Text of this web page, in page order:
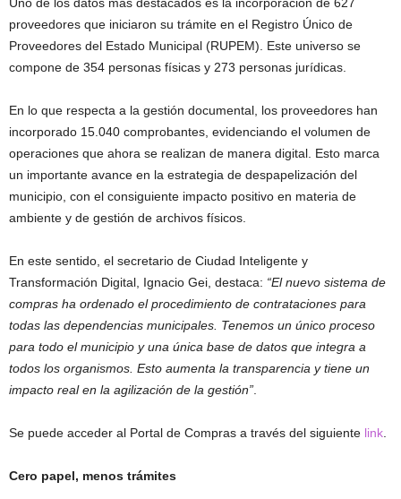
Uno de los datos más destacados es la incorporación de 627
proveedores que iniciaron su trámite en el Registro Único de
Proveedores del Estado Municipal (RUPEM). Este universo se
compone de 354 personas físicas y 273 personas jurídicas.
En lo que respecta a la gestión documental, los proveedores han
incorporado 15.040 comprobantes, evidenciando el volumen de
operaciones que ahora se realizan de manera digital. Esto marca
un importante avance en la estrategia de despapelización del
municipio, con el consiguiente impacto positivo en materia de
ambiente y de gestión de archivos físicos.
En este sentido, el secretario de Ciudad Inteligente y
Transformación Digital, Ignacio Gei, destaca: “El nuevo sistema de
compras ha ordenado el procedimiento de contrataciones para
todas las dependencias municipales. Tenemos un único proceso
para todo el municipio y una única base de datos que integra a
todos los organismos. Esto aumenta la transparencia y tiene un
impacto real en la agilización de la gestión”.
Se puede acceder al Portal de Compras a través del siguiente link.
Cero papel, menos trámites